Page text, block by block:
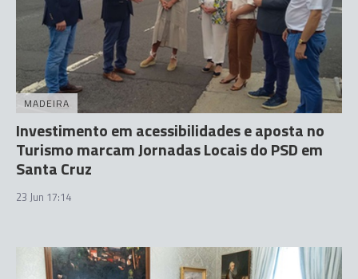
MADEIRA
Investimento em acessibilidades e aposta no
Turismo marcam Jornadas Locais do PSD em
Santa Cruz
23 Jun 17:14